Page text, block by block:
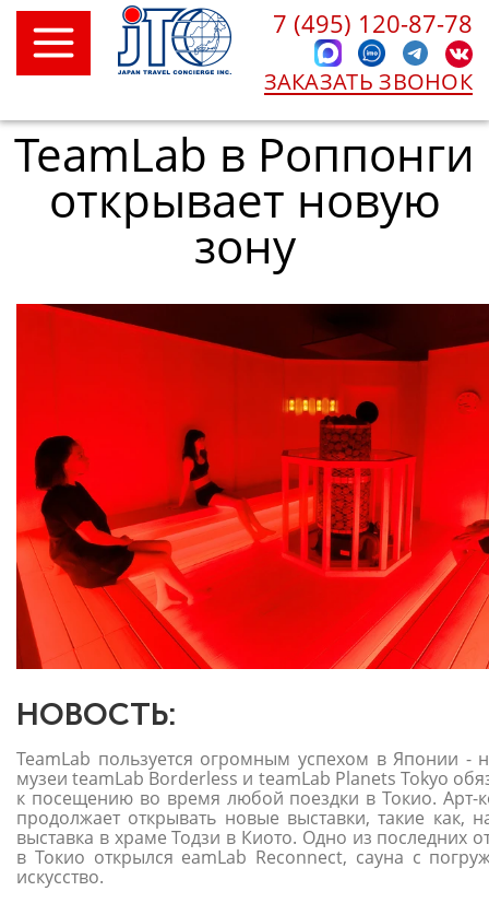
7 (495) 120-87-78
ЗАКАЗАТЬ ЗВОНОК
TeamLab в Роппонги
открывает новую
зону
НОВОСТЬ:
TeamLab пользуется огромным успехом в Японии -
музеи teamLab Borderless и teamLab Planets Tokyo
к посещению во время любой поездки в Токио. Арт-
продолжает открывать новые выставки, такие как,
выставка в храме Тодзи в Киото. Одно из последних
в Токио открылся eamLab Reconnect, cауна с
искусство.